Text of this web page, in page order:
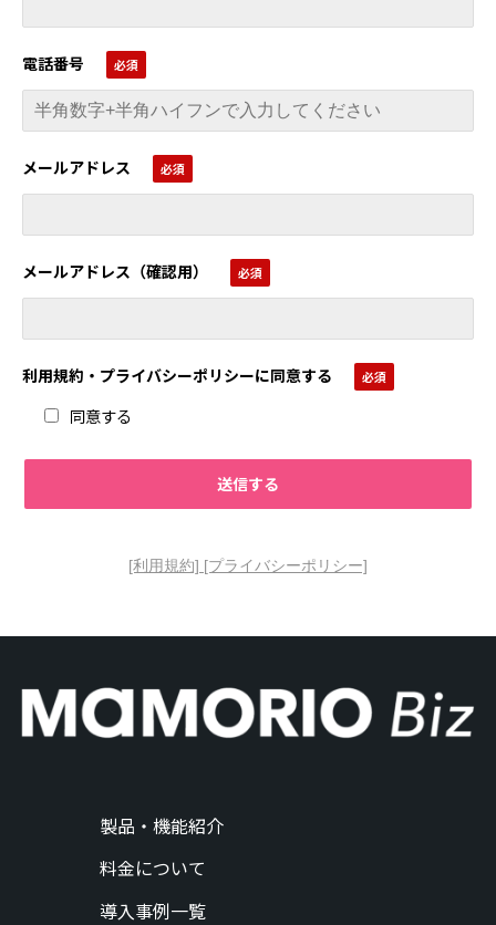
電話番号
メールアドレス
メールアドレス（確認用）
利用規約・プライバシーポリシーに同意する
同意する
[利用規約] [プライバシーポリシー]
製品・機能紹介
料金について
導入事例一覧